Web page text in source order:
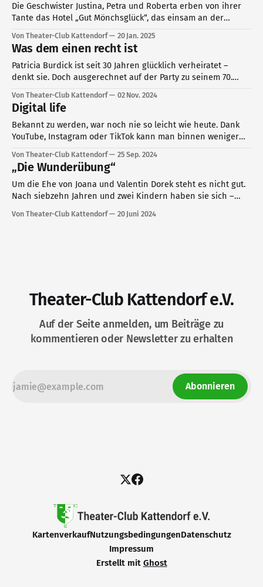
Die Geschwister Justina, Petra und Roberta erben von ihrer
Tante das Hotel „Gut Mönchsglück“, das einsam an der
mieten sich trotz der Einsamkeit sehr merkwürdige Personen
ein.
Von Theater-Club Kattendorf 20 Jan. 2025
Was dem einen recht ist
Patricia Burdick ist seit 30 Jahren glücklich verheiratet –
denkt sie. Doch ausgerechnet auf der Party zu seinem 70.
Leben zu starten – ohne sie.
Von Theater-Club Kattendorf 02 Nov. 2024
Digital life
Bekannt zu werden, war noch nie so leicht wie heute. Dank
YouTube, Instagram oder TikTok kann man binnen weniger
Von Theater-Club Kattendorf 25 Sep. 2024
„Die Wunderübung“
Um die Ehe von Joana und Valentin Dorek steht es nicht gut.
Nach siebzehn Jahren und zwei Kindern haben sie sich –
Paartherapeutin soll retten, was allem Anschein nach nicht
Von Theater-Club Kattendorf 20 Juni 2024
Theater-Club Kattendorf e.V.
Auf der Seite anmelden, um Beiträge zu
kommentieren oder Newsletter zu erhalten
Abonnieren
KartenverkaufNutzungsbedingungenDatenschutz
Impressum
Erstellt mit Ghost